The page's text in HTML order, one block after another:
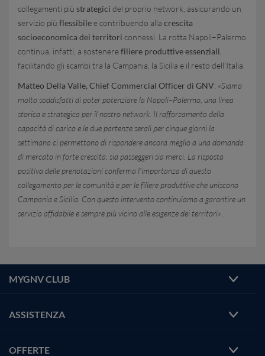
collegamenti più strategici del proprio network, assicurando un
servizio più flessibilee contribuendo alla crescita
socioeconomica dei territori connessi. La rotta Napoli–Palermo
continua, infatti, a sostenerefiliere produttive essenziali
facilitando gli scambi tra la Campania, la Sicilia e il resto dell’Italia.
Matteo Della Valle, Chief Commercial Officer di GNV: «Siamo
molto soddisfatti di poter potenziare la Napoli–Palermo, una linea
storica e strategica per il nostro network. Il rafforzamento della
capacità di carico e le due partenze serali per cinque giorni la
settimana ci permettono di rispondere ancora meglio a una domanda
di mercato in forte crescita, sia passeggeri sia merci. La risposta
positiva delle prenotazioni conferma l’importanza di questo
collegamento per le comunità e per le filiere produttive che uniscono
Campania e Sicilia. Con questo intervento continuiamo a garantire un
servizio affidabile e sempre più vicino alle esigenze dei territori»
MYGNV CLUB
ASSISTENZA
OFFERTE